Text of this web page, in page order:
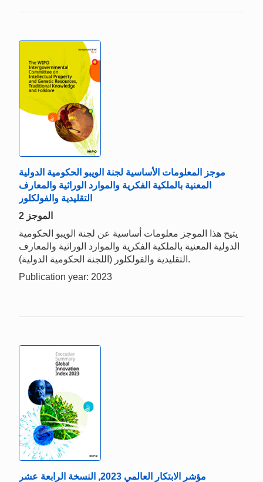
موجز المعلومات الأساسية لجنة الويبو الحكومية الدولية
المعنية بالملكية الفكرية والموارد الوراثية والمعارف
التقليدية والفولكلور
الموجز 2
يتيح هذا الموجز معلومات أساسية عن لجنة الويبو الحكومية
الدولية المعنية بالملكية الفكرية والموارد الوراثية والمعارف
التقليدية والفولكلور (اللجنة الحكومية الدولية).
Publication year: 2023
مؤشر الابتكار العالمي 2023, النسخة الرابعة عشر